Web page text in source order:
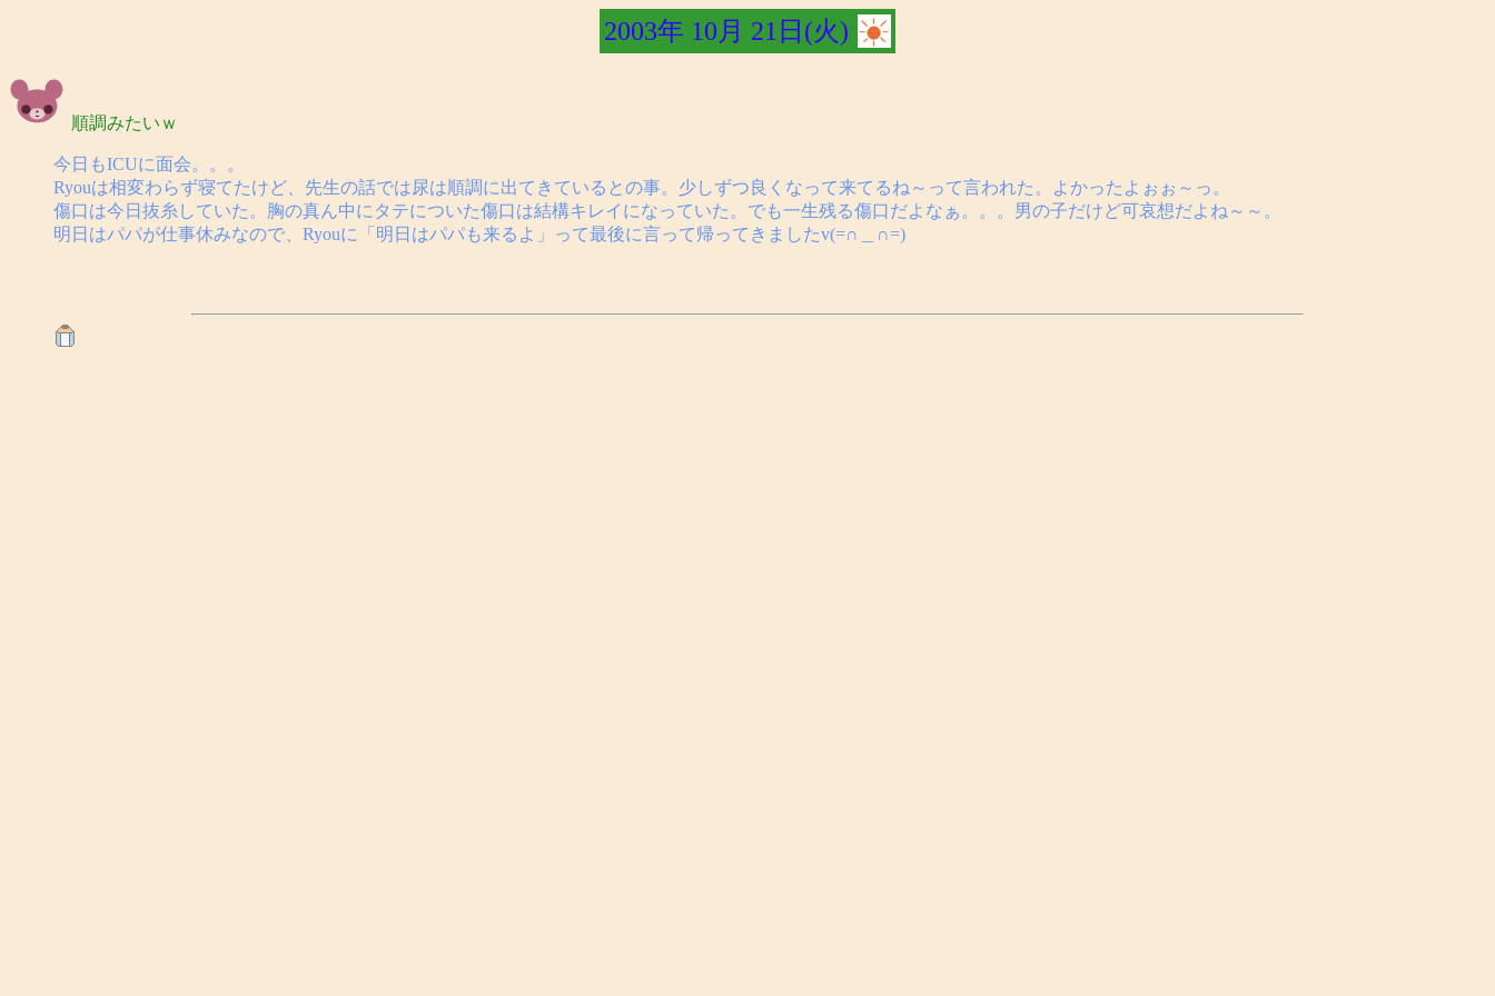
2003年 10月 21日(火)
順調みたいｗ
今日もICUに面会。。。
Ryouは相変わらず寝てたけど、先生の話では尿は順調に出てきているとの事。少しずつ良くなって来てるね～って言われた。よかったよぉぉ～っ。
傷口は今日抜糸していた。胸の真ん中にタテについた傷口は結構キレイになっていた。でも一生残る傷口だよなぁ。。。男の子だけど可哀想だよね～～。
明日はパパが仕事休みなので、Ryouに「明日はパパも来るよ」って最後に言って帰ってきましたv(=∩＿∩=)